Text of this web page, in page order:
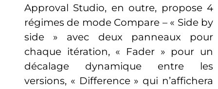
Approval Studio, en outre, propose 4
régimes de mode Compare – « Side by
side » avec deux panneaux pour
chaque itération, « Fader » pour un
décalage dynamique entre les
versions, « Difference » qui n’affichera